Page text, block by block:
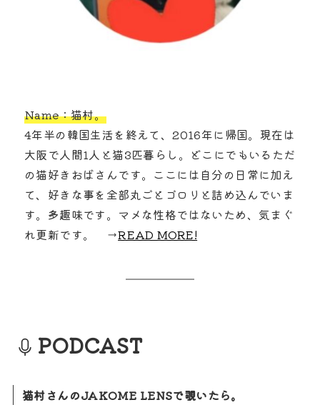
Name：猫村。
4年半の韓国生活を終えて、2016年に帰国。現在は
大阪で人間1人と猫3匹暮らし。どこにでもいるただ
の猫好きおばさんです。ここには自分の日常に加え
て、好きな事を全部丸ごとゴロリと詰め込んでいま
す。多趣味です。マメな性格ではないため、気まぐ
れ更新です。 →READ MORE!
PODCAST
猫村さんのJAKOME LENSで覗いたら。